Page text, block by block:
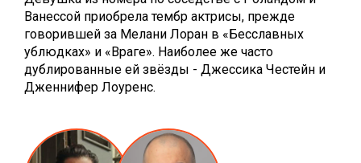
Ванессой приобрела тембр актрисы, прежде
говорившей за Мелани Лоран в «Бесславных
ублюдках» и «Враге». Наиболее же часто
дублированные ей звёзды - Джессика Честейн и
Дженнифер Лоуренс.